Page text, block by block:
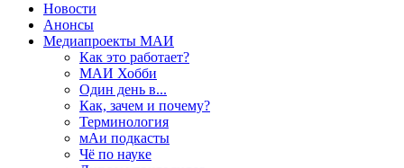
Новости
Анонсы
Медиапроекты МАИ
Как это работает?
МАИ Хобби
Один день в...
Как, зачем и почему?
Терминология
мАи подкасты
Чё по науке